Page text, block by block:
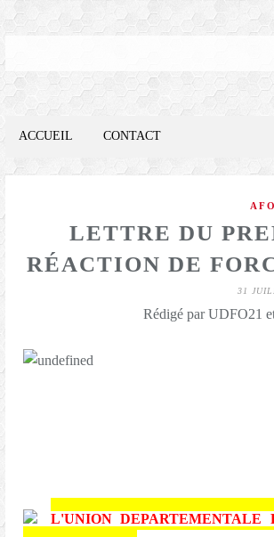
ACCUEIL CONTACT
LETTRE DU
RÉACTION DE
31
Rédigé par UDFO21
L'UNION DEPARTEMENTALE